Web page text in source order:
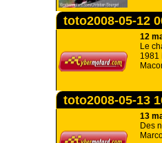
toto2008-05-12
12
Le
1981
toto2008-05-13
13
Des